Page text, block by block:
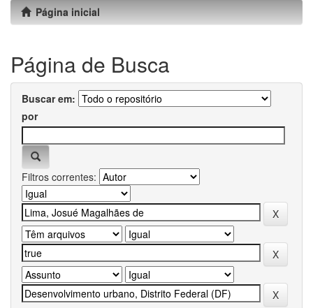
Página inicial
Página de Busca
Buscar em:
por
Filtros correntes: